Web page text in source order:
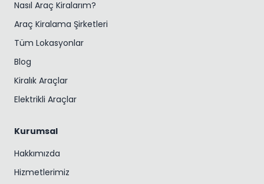
Nasıl Araç Kiralarım?
Araç Kiralama Şirketleri
Tüm Lokasyonlar
Blog
Kiralık Araçlar
Elektrikli Araçlar
Kurumsal
Hakkımızda
Hizmetlerimiz